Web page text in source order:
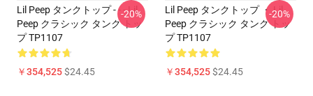
Lil Peep タンクトップ - - - Lil
Peep クラシック タンク トッ
プ TP1107
￥354,525$24.45
-20%
Lil Peep タンクトップ ・ Lil
Peep クラシック タンク トッ
プ TP1107
￥354,525$24.45
-20%